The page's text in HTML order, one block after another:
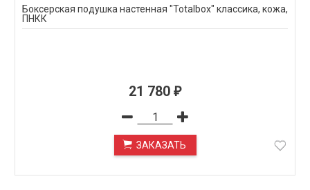
Боксерская подушка настенная "Totalbox" классика, кожа,
ПНКК
21 780 ₽
ЗАКАЗАТЬ